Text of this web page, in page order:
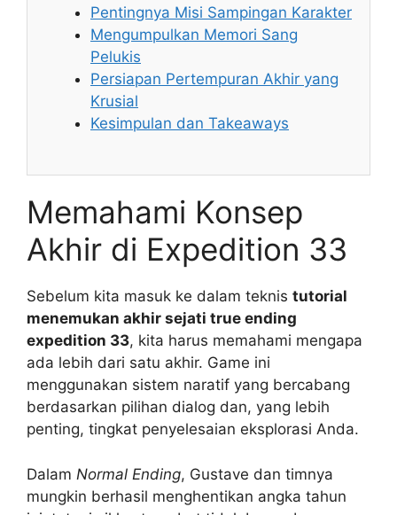
Pentingnya Misi Sampingan Karakter
Mengumpulkan Memori Sang
Pelukis
Persiapan Pertempuran Akhir yang
Krusial
Kesimpulan dan Takeaways
Memahami Konsep
Akhir di Expedition 33
Sebelum kita masuk ke dalam teknis tutorial
menemukan akhir sejati true ending
expedition 33, kita harus memahami mengapa
ada lebih dari satu akhir. Game ini
menggunakan sistem naratif yang bercabang
berdasarkan pilihan dialog dan, yang lebih
penting, tingkat penyelesaian eksplorasi Anda.
Dalam Normal Ending, Gustave dan timnya
mungkin berhasil menghentikan angka tahun